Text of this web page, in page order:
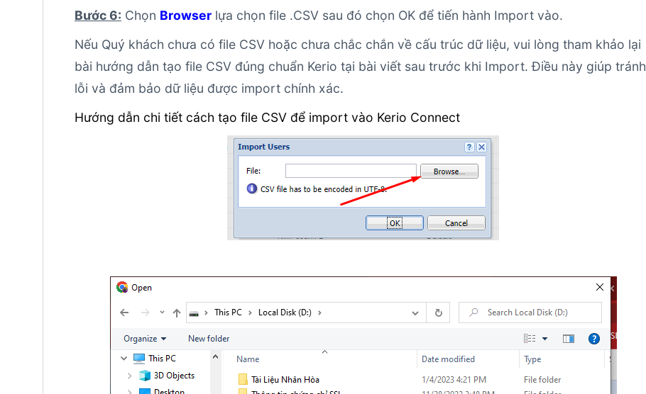
Bước 6: Chọn Browser lựa chọn file .CSV sau đó chọn OK để tiến hành Import vào.
Nếu Quý khách chưa có file CSV hoặc chưa chắc chắn về cấu trúc dữ liệu, vui lòng tham khảo lại
bài hướng dẫn tạo file CSV đúng chuẩn Kerio tại bài viết sau trước khi Import. Điều này giúp tránh
lỗi và đảm bảo dữ liệu được import chính xác.
Hướng dẫn chi tiết cách tạo file CSV để import vào Kerio Connect